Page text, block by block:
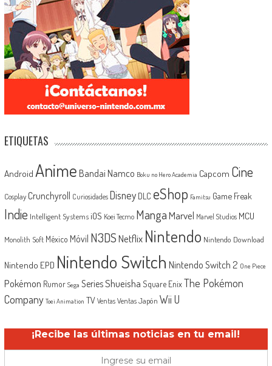
ETIQUETAS
Android Anime Bandai Namco Boku no Hero Academia Capcom Cine
Cosplay Crunchyroll Curiosidades Disney DLC eShop Famitsu Game Freak
Indie Intelligent Systems iOS Koei Tecmo MangaMarvel Marvel Studios MCU
Monolith Soft México Móvil N3DSNetflix Nintendo Nintendo Download
Nintendo EPD Nintendo Switch Nintendo Switch 2 One Piece
Pokémon Rumor Sega SeriesShueisha Square EnixThe Pokémon
Company Toei Animation TV Ventas Ventas Japón Wii U
¡Recibe las últimas noticias en tu email!